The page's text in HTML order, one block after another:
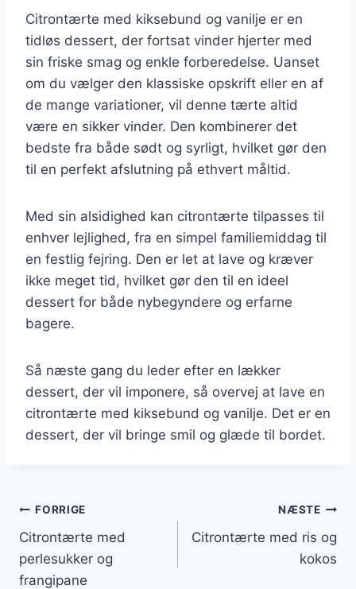
Citrontærte med kiksebund og vanilje er en
tidløs dessert, der fortsat vinder hjerter med
sin friske smag og enkle forberedelse. Uanset
om du vælger den klassiske opskrift eller en af
de mange variationer, vil denne tærte altid
være en sikker vinder. Den kombinerer det
bedste fra både sødt og syrligt, hvilket gør den
til en perfekt afslutning på ethvert måltid.
Med sin alsidighed kan citrontærte tilpasses til
enhver lejlighed, fra en simpel familiemiddag til
en festlig fejring. Den er let at lave og kræver
ikke meget tid, hvilket gør den til en ideel
dessert for både nybegyndere og erfarne
bagere.
Så næste gang du leder efter en lækker
dessert, der vil imponere, så overvej at lave en
citrontærte med kiksebund og vanilje. Det er en
dessert, der vil bringe smil og glæde til bordet.
Indlægsnavigation
FORRIGE
Citrontærte med
perlesukker og
frangipane
NÆSTE
Citrontærte med ris og
kokos